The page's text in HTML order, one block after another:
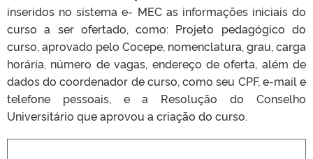
inseridos no sistema e- MEC as informações iniciais do
curso a ser ofertado, como: Projeto pedagógico do
curso, aprovado pelo Cocepe, nomenclatura, grau, carga
horária, número de vagas, endereço de oferta, além de
dados do coordenador de curso, como seu CPF, e-mail e
telefone pessoais, e a Resolução do Conselho
Universitário que aprovou a criação do curso.